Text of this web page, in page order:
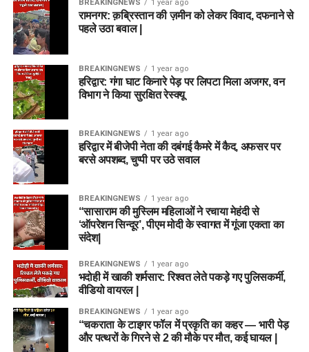
BREAKINGNEWS 1 year ago
रामनगर: क़ब्रिस्तान की ज़मीन को लेकर विवाद, दफनाने से
पहले उठा बवाल |
BREAKINGNEWS 1 year ago
हरिद्वार: गंगा घाट किनारे पेड़ पर लिपटा मिला अजगर, वन
विभाग ने किया सुरक्षित रेस्क्यू
BREAKINGNEWS 1 year ago
हरिद्वार में बीजेपी नेता की दबंगई कैमरे में कैद, अफसर पर
बरसे अपशब्द, चुप्पी पर उठे सवाल
BREAKINGNEWS 1 year ago
“सासाराम की मुस्लिम महिलाओं ने रचाया मेहंदी से
‘ऑपरेशन सिन्दूर’, पीएम मोदी के स्वागत में गूंजा एकता का
संदेश|
BREAKINGNEWS 1 year ago
भदोही में खाकी शर्मसार: रिश्वत लेते पकड़े गए पुलिसकर्मी,
वीडियो वायरल |
BREAKINGNEWS 1 year ago
“चकराता के टाइगर फॉल में प्रकृति का कहर — भारी पेड़
और पत्थरों के गिरने से 2 की मौके पर मौत, कई घायल |